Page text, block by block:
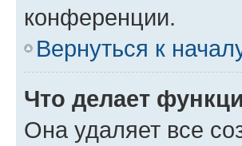
конференции.
Вернуться к
Что делает
Она удаляет все